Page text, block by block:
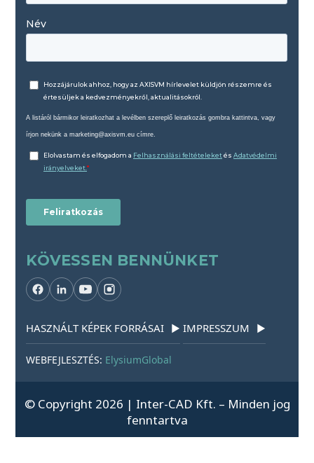
KÖVESSEN BENNÜNKET
HASZNÁLT KÉPEK FORRÁSAI ▶ IMPRESSZUM ▶
WEBFEJLESZTÉS: ElysiumGlobal
© Copyright 2026 | Inter-CAD Kft. – Minden jog
fenntartva